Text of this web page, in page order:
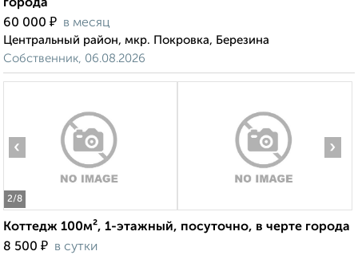
города
60 000 ₽ в месяц
Центральный район, мкр. Покровка, Березина
Собственник, 06.08.2026
2/8
‹ ›
Коттедж 100м², 1-этажный, посуточно, в черте города
8 500 ₽ в сутки